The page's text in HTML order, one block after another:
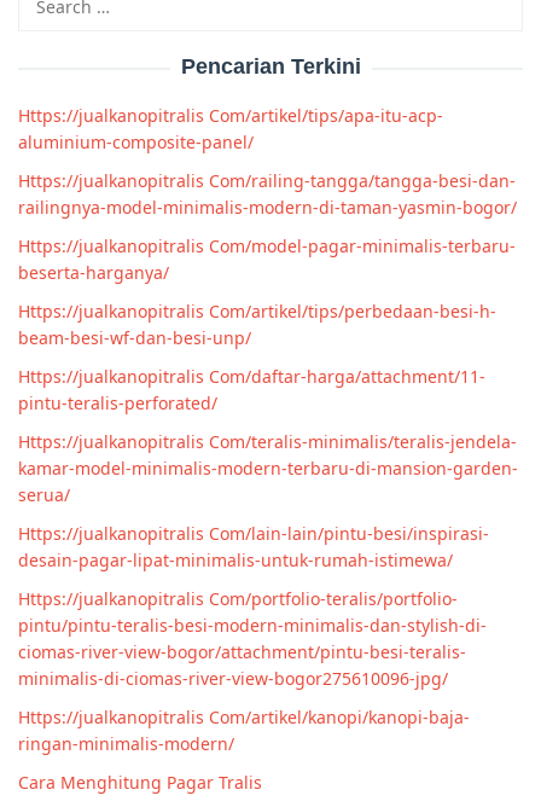
Pencarian Terkini
Https://jualkanopitralis Com/artikel/tips/apa-itu-acp-
aluminium-composite-panel/
Https://jualkanopitralis Com/railing-tangga/tangga-besi-dan-
railingnya-model-minimalis-modern-di-taman-yasmin-bogor/
Https://jualkanopitralis Com/model-pagar-minimalis-terbaru-
beserta-harganya/
Https://jualkanopitralis Com/artikel/tips/perbedaan-besi-h-
beam-besi-wf-dan-besi-unp/
Https://jualkanopitralis Com/daftar-harga/attachment/11-
pintu-teralis-perforated/
Https://jualkanopitralis Com/teralis-minimalis/teralis-jendela-
kamar-model-minimalis-modern-terbaru-di-mansion-garden-
serua/
Https://jualkanopitralis Com/lain-lain/pintu-besi/inspirasi-
desain-pagar-lipat-minimalis-untuk-rumah-istimewa/
Https://jualkanopitralis Com/portfolio-teralis/portfolio-
pintu/pintu-teralis-besi-modern-minimalis-dan-stylish-di-
ciomas-river-view-bogor/attachment/pintu-besi-teralis-
minimalis-di-ciomas-river-view-bogor275610096-jpg/
Https://jualkanopitralis Com/artikel/kanopi/kanopi-baja-
ringan-minimalis-modern/
Cara Menghitung Pagar Tralis